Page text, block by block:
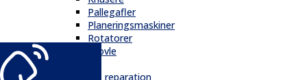
Pallegafler
Planeringsmaskiner
Rotatorer
Skovle
Service
Service & reparation